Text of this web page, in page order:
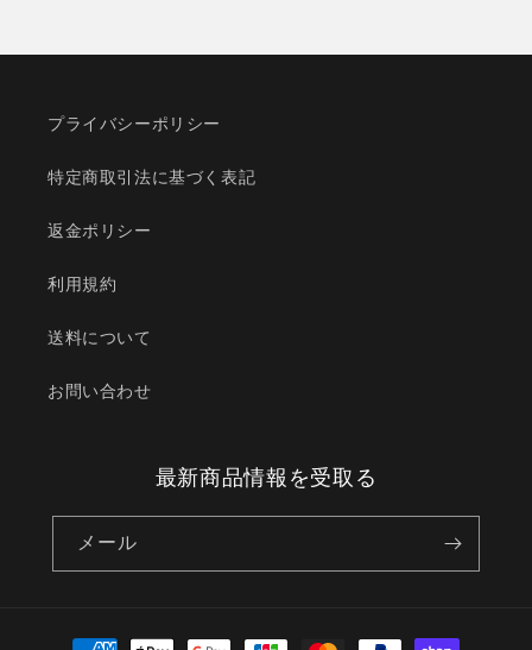
プライバシーポリシー
特定商取引法に基づく表記
返金ポリシー
利用規約
送料について
お問い合わせ
最新商品情報を受取る
メール